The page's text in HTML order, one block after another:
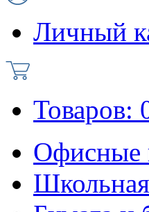
Личный
Товаров:
Офисные